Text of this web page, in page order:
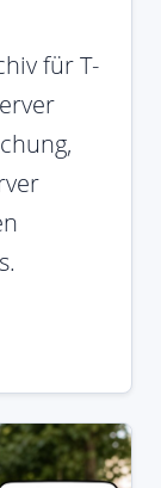
für T-